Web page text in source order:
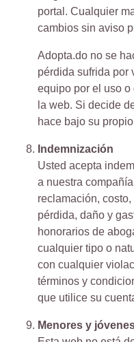
portal. Cualquier
cambios sin aviso
Adopta.do no se
pérdida sufrida por
equipo por el uso o
la web. Si decide
hace bajo su
Indemnización
Usted acepta
a nuestra
reclamación,
pérdida, daño y
honorarios de
cualquier tipo o
con cualquier
términos y
que utilice su
Menores y